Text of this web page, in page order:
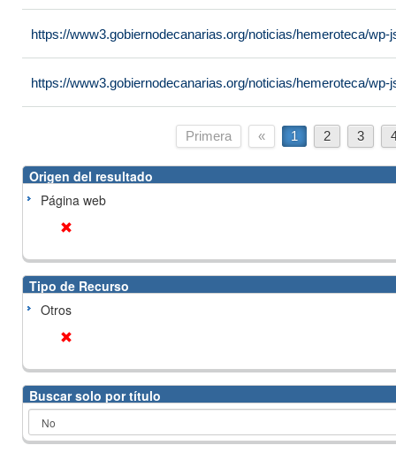
https://www3.gobiernodecanarias.org/noticias/hemeroteca/wp-
https://www3.gobiernodecanarias.org/noticias/hemeroteca/wp-
Primera « 1 2 3
Origen del resultado
Página web
Tipo de Recurso
Otros
Buscar solo por título